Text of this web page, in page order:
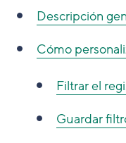
Descripción
Cómo
Filtrar el
Guardar